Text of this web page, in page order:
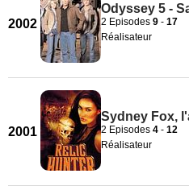
2002
Odyssey 5 -
2 Episodes 9 - 17
Réalisateur
2001
Sydney Fox,
2 Episodes 4 - 12
Réalisateur